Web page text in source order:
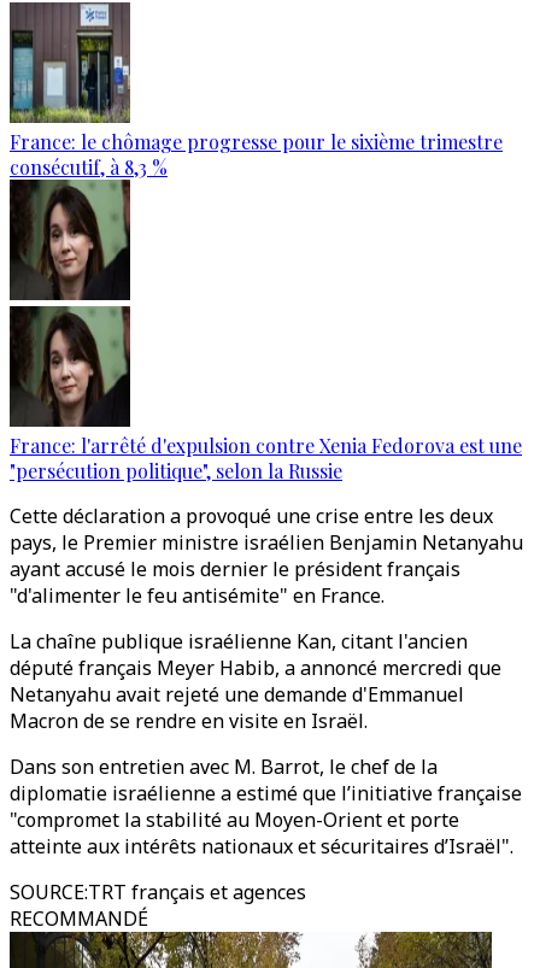
France: le chômage progresse pour le sixième trimestre
consécutif, à 8,3 %
France: l'arrêté d'expulsion contre Xenia Fedorova est une
"persécution politique", selon la Russie
Cette déclaration a provoqué une crise entre les deux
pays, le Premier ministre israélien Benjamin Netanyahu
ayant accusé le mois dernier le président français
"d'alimenter le feu antisémite" en France.
La chaîne publique israélienne Kan, citant l'ancien
député français Meyer Habib, a annoncé mercredi que
Netanyahu avait rejeté une demande d'Emmanuel
Macron de se rendre en visite en Israël.
Dans son entretien avec M. Barrot, le chef de la
diplomatie israélienne a estimé que l’initiative française
"compromet la stabilité au Moyen-Orient et porte
atteinte aux intérêts nationaux et sécuritaires d’Israël".
SOURCE:TRT français et agences
RECOMMANDÉ